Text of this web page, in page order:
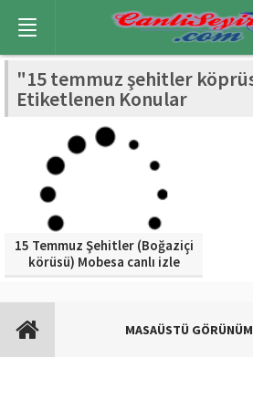
"15 temmuz şehitler
Etiketlenen Konular
15 Temmuz Şehitler (Boğaziçi
körüsü) Mobesa canlı izle
MASAÜSTÜ